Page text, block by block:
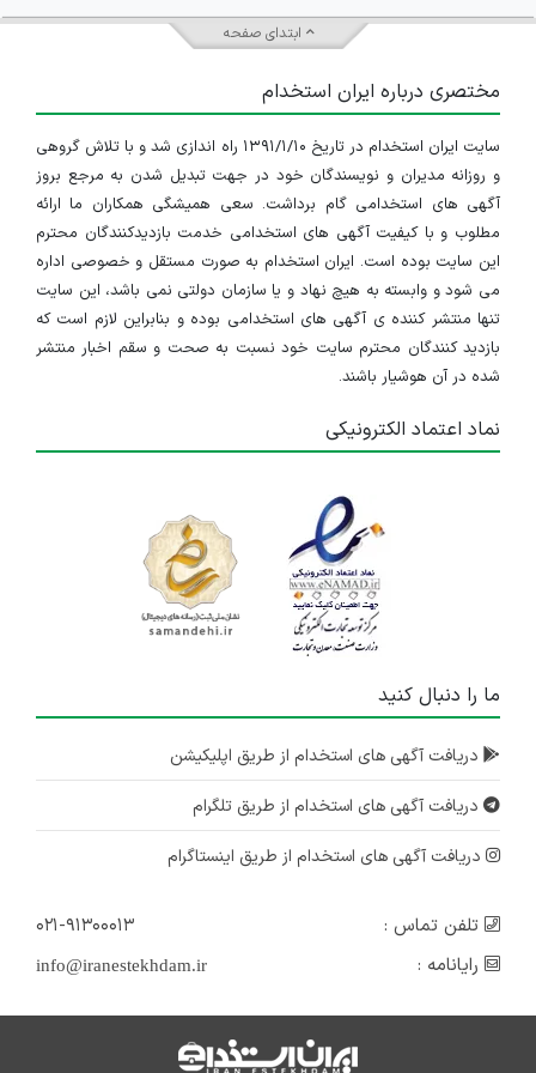
ابتدای صفحه
مختصری درباره ایران استخدام
سایت ایران استخدام در تاریخ ۱۳۹۱/۱/۱۰ راه اندازی شد و با تلاش گروهی
و روزانه مدیران و نویسندگان خود در جهت تبدیل شدن به مرجع بروز
آگهی های استخدامی گام برداشت. سعی همیشگی همکاران ما ارائه
مطلوب و با کیفیت آگهی های استخدامی خدمت بازدیدکنندگان محترم
این سایت بوده است. ایران استخدام به صورت مستقل و خصوصی اداره
می شود و وابسته به هیچ نهاد و یا سازمان دولتی نمی باشد، این سایت
تنها منتشر کننده ی آگهی های استخدامی بوده و بنابراین لازم است که
بازدید کنندگان محترم سایت خود نسبت به صحت و سقم اخبار منتشر
شده در آن هوشیار باشند.
نماد اعتماد الکترونیکی
ما را دنبال کنید
دریافت آگهی های استخدام از طریق اپلیکیشن
دریافت آگهی های استخدام از طریق تلگرام
دریافت آگهی های استخدام از طریق اینستاگرام
تلفن تماس :
۰۲۱-۹۱۳۰۰۰۱۳
رایانامه :
info@iranestekhdam.ir